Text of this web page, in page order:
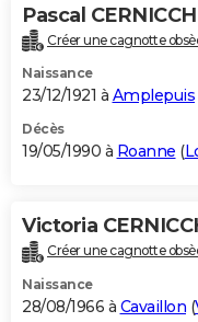
Pascal
Créer une cagnotte
Naissance
23/12/1921 à Amplepuis
Décès
19/05/1990 à Roanne (
Victoria
Créer une cagnotte
Naissance
28/08/1966 à Cavaillon (